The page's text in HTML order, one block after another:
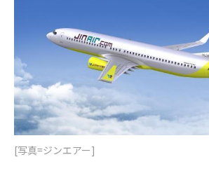
[写真=ジンエアー]